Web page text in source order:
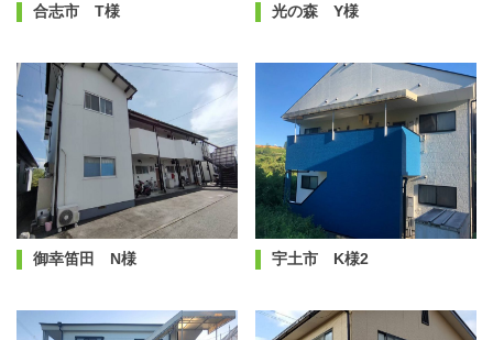
合志市 T様 光の森 Y様
御幸笛田 N様 宇土市 K様2